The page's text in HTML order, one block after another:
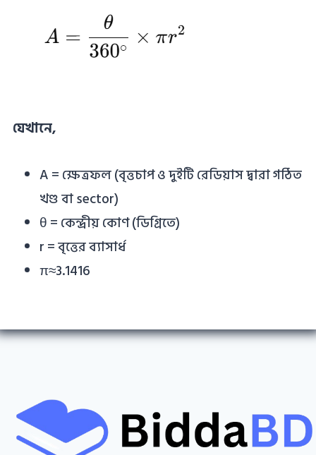
যেখানে,
A = ক্ষেত্রফল (বৃত্তচাপ ও দুইটি রেডিয়াস দ্বারা গঠিত
খণ্ড বা sector)
θ = কেন্দ্রীয় কোণ (ডিগ্রিতে)
r = বৃত্তের ব্যাসার্ধ
π≈3.1416